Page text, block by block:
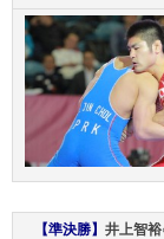
【準決勝】 井上智